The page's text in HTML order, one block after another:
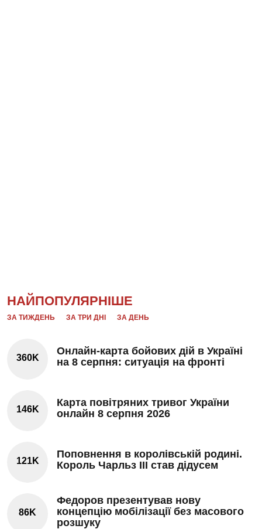
НАЙПОПУЛЯРНІШЕ
ЗА ТИЖДЕНЬ ЗА ТРИ ДНІ ЗА ДЕНЬ
360K
Онлайн-карта бойових дій в Україні
на 8 серпня: ситуація на фронті
146K
Карта повітряних тривог України
онлайн 8 серпня 2026
121K
Поповнення в королівській родині.
Король Чарльз III став дідусем
86K
Федоров презентував нову
концепцію мобілізації без масового
розшуку